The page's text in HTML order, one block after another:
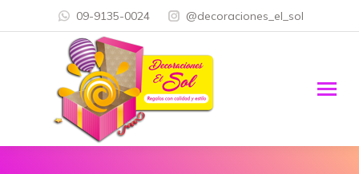
09-9135-0024 @decoraciones_el_sol